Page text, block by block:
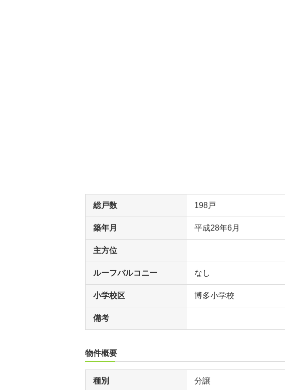
総戸数 198戸
築年月 平成28年6月
主方位
ルーフバルコニー なし
小学校区 博多小学校
備考
物件概要
種別 分譲